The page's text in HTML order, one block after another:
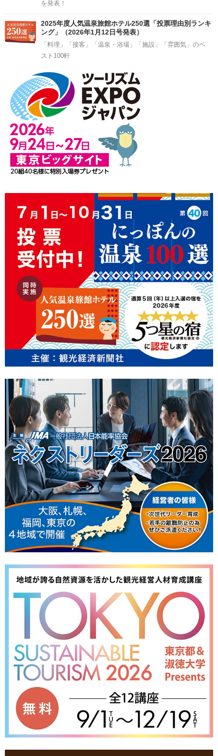
を発表！
2025年度人気温泉旅館ホテル250選「投票理由別ランキ
ング」（2026年1月12日号発表）
「料理」「接客」「温泉・浴場」「施設」「雰囲気」のベ
スト100軒